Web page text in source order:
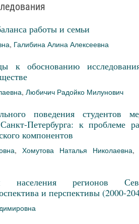
работы и семьи
, Галибина Алина Алексеевна
к обоснованию
, Любичич Радойко Милунович
поведения студентов
Петербурга: к проблеме
компонентов
,Хомутова Наталья Николаевна,
населения регионов
и перспективы (2000-